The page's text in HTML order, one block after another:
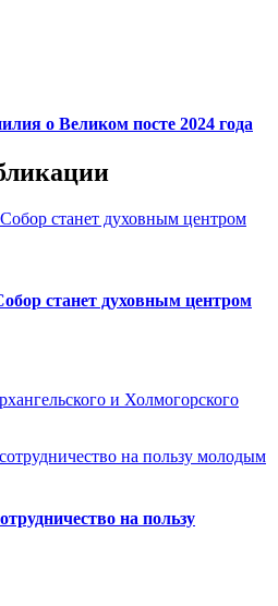
о Великом посте 2024 года
станет духовным центром
и Холмогорского
на пользу